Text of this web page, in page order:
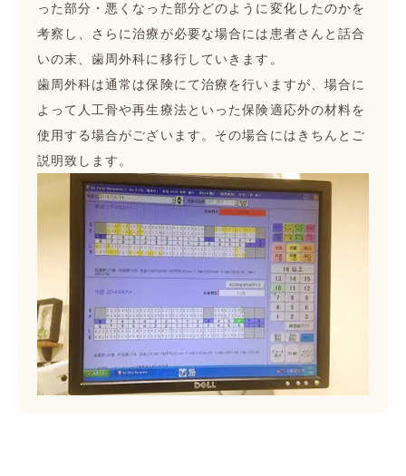
った部分・悪くなった部分どのように変化したのかを
考察し、さらに治療が必要な場合には患者さんと話合
いの末、歯周外科に移行していきます。
歯周外科は通常は保険にて治療を行いますが、場合に
よって人工骨や再生療法といった保険適応外の材料を
使用する場合がございます。その場合にはきちんとご
説明致します。